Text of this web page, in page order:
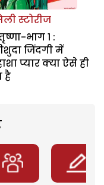
स्टोरीज
भाग 1 :
जिंदगी में
प्यार क्या ऐसे ही
है